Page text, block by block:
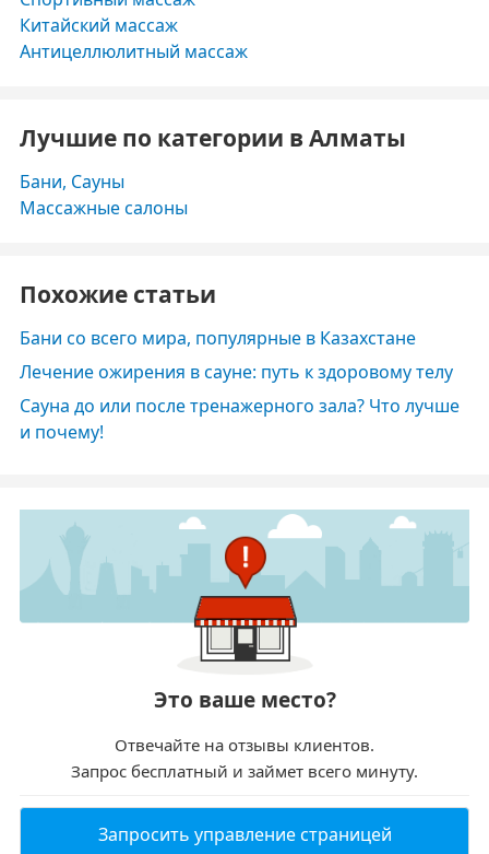
Китайский массаж
Антицеллюлитный массаж
Лучшие по категории в Алматы
Бани, Сауны
Массажные салоны
Похожие статьи
Бани со всего мира, популярные в Казахстане
Лечение ожирения в сауне: путь к здоровому телу
Сауна до или после тренажерного зала? Что лучше
и почему!
Это ваше место?
Отвечайте на отзывы клиентов.
Запрос бесплатный и займет всего минуту.
Запросить управление страницей